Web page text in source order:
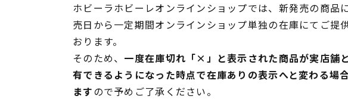
ホビーラホビーレオンラインショップでは、新発売の商品
売日から一定期間オンラインショップ単独の在庫にてご提
おります。
そのため、 一度在庫切れ「×」と表示された商品が実店舗
有できるようになった時点で在庫ありの表示へと変わる場
ますので予めご了承ください。